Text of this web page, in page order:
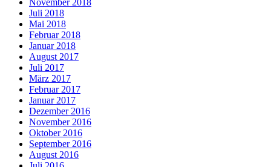
November 2018
Juli 2018
Mai 2018
Februar 2018
Januar 2018
August 2017
Juli 2017
März 2017
Februar 2017
Januar 2017
Dezember 2016
November 2016
Oktober 2016
September 2016
August 2016